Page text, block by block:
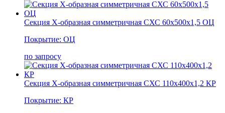
Секция Х-образная симметричная СХС 60х500х1,5 ОЦ
Покрытие: ОЦ
по запросу
Секция Х-образная симметричная СХС 110х400х1,2 КР
Покрытие: КР